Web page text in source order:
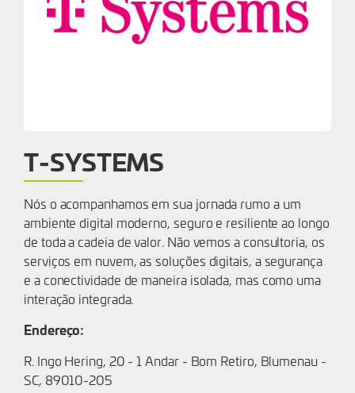
T-SYSTEMS
Nós o acompanhamos em sua jornada rumo a um
ambiente digital moderno, seguro e resiliente ao longo
de toda a cadeia de valor. Não vemos a consultoria, os
serviços em nuvem, as soluções digitais, a segurança
e a conectividade de maneira isolada, mas como uma
interação integrada.
Endereço:
R. Ingo Hering, 20 - 1 Andar - Bom Retiro, Blumenau -
SC, 89010-205